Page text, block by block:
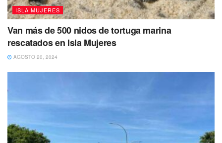
ISLA MUJERES
Van más de 500 nidos de tortuga marina
rescatados en Isla Mujeres
AGOSTO 20, 2024